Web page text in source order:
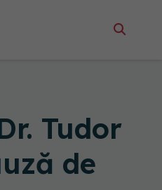
Tudor
de